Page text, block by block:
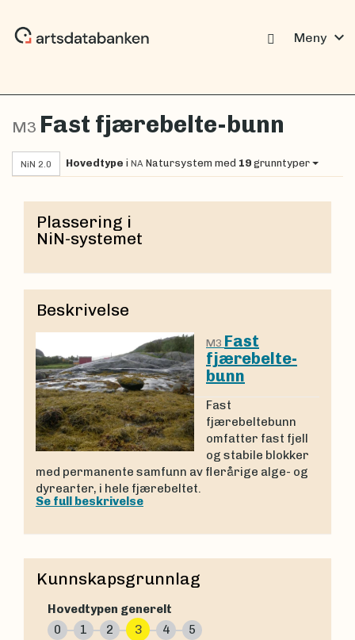
Meny expand_more
M3 Fast fjærebelte-bunn
NiN 2.0 Hovedtype i NA Natursystem med 19 grunntyper
Plassering i
NiN-systemet
Beskrivelse
M3 Fast
fjærebelte-
bunn
Fast
fjærebeltebunn
omfatter fast fjell
og stabile blokker
med permanente samfunn av flerårige alge- og
dyrearter, i hele fjærebeltet.
Se full beskrivelse
Kunnskapsgrunnlag
Hovedtypen generelt
0
1 2 3 4 5